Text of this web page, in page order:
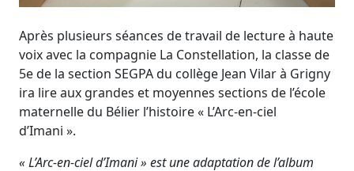
Après plusieurs séances de travail de lecture à haute
voix avec la compagnie La Constellation, la classe de
5e de la section SEGPA du collège Jean Vilar à Grigny
ira lire aux grandes et moyennes sections de l’école
maternelle du Bélier l’histoire « L’Arc-en-ciel
d’Imani ».
« L’Arc-en-ciel d’Imani » est une adaptation de l’album